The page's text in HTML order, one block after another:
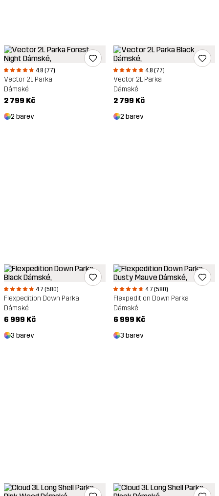
4.8 (77)
Vector 2L Parka
Dámské
2 799 Kč
2 barev
4.8 (77)
Vector 2L Parka
Dámské
2 799 Kč
2 barev
4.7 (580)
Flexpedition Down Parka
Dámské
6 999 Kč
3 barev
4.7 (580)
Flexpedition Down Parka
Dámské
6 999 Kč
3 barev